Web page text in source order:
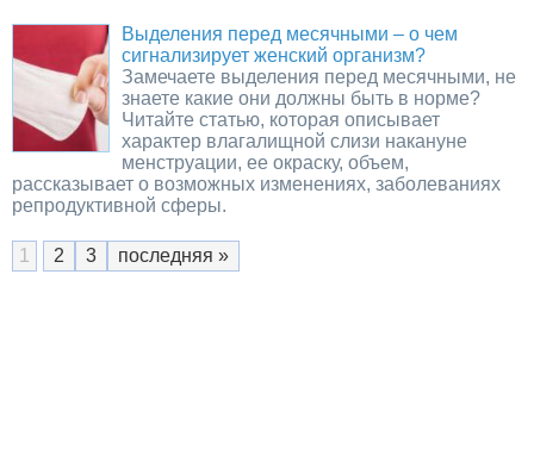
Выделения перед месячными – о чем
сигнализирует женский организм?
Замечаете выделения перед месячными, не
знаете какие они должны быть в норме?
Читайте статью, которая описывает
характер влагалищной слизи накануне
менструации, ее окраску, объем,
рассказывает о возможных изменениях, заболеваниях
репродуктивной сферы.
1 2 3 последняя »